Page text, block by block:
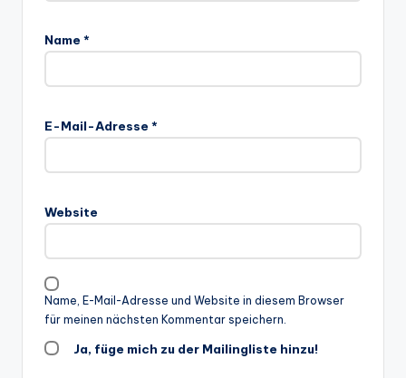
Name *
E-Mail-Adresse *
Website
Name, E-Mail-Adresse und Website in diesem Browser
für meinen nächsten Kommentar speichern.
Ja, füge mich zu der Mailingliste hinzu!